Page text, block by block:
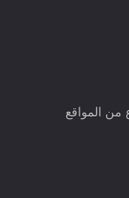
من المواقع